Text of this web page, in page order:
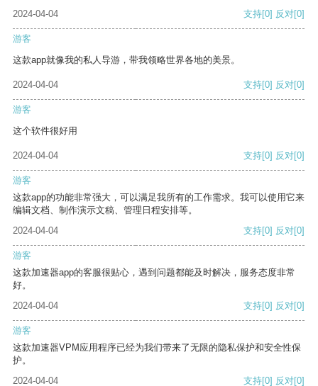
2024-04-04
支持[0] 反对[0]
游客
这款app就像我的私人导游，带我领略世界各地的美景。
2024-04-04 支持[0] 反对[0]
游客
这个软件很好用
2024-04-04 支持[0] 反对[0]
游客
这款app的功能非常强大，可以满足我所有的工作需求。我可以使用它来
编辑文档、制作演示文稿、管理日程安排等。
2024-04-04
支持[0] 反对[0]
游客
这款加速器app的客服很贴心，遇到问题都能及时解决，服务态度非常
好。
2024-04-04
支持[0] 反对[0]
游客
这款加速器VPM应用程序已经为我们带来了无限的隐私保护和安全性保
护。
2024-04-04
支持[0] 反对[0]